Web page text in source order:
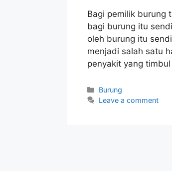
Bagi pemilik burung
bagi burung itu
oleh burung itu
menjadi salah satu
penyakit yang
Categories
Burung
Leave a comment